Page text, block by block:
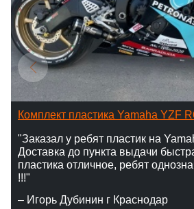
Комплект пластика Yamaha YZF
"Заказал у ребят пластик на
Доставка до пункта выдачи
пластика отличное, ребят
!!!"
– Игорь Дубинин г Краснодар